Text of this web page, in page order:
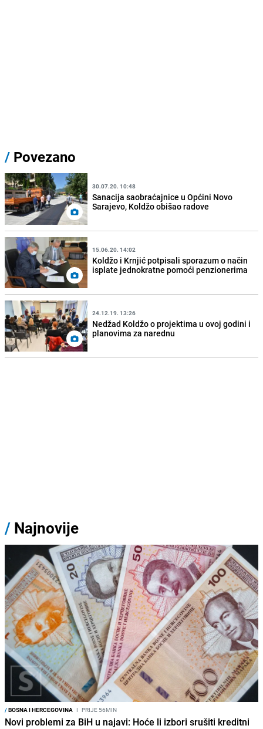
/ Povezano
30.07.20. 10:48
Sanacija saobraćajnice u Općini Novo
Sarajevo, Koldžo obišao radove
15.06.20. 14:02
Koldžo i Krnjić potpisali sporazum o način
isplate jednokratne pomoći penzionerima
24.12.19. 13:26
Nedžad Koldžo o projektima u ovoj godini i
planovima za narednu
/ Najnovije
/BOSNA I HERCEGOVINA I PRIJE 56MIN
Novi problemi za BiH u najavi: Hoće li izbori srušiti kreditni